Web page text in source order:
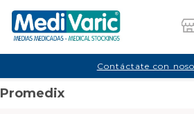
Contáctate con
Promedix